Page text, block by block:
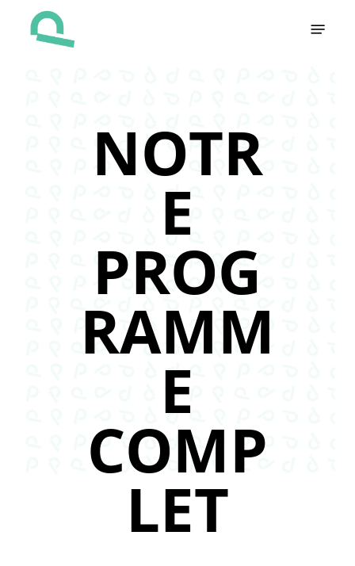
NOTR
E
PROG
RAMM
E
COMP
LET